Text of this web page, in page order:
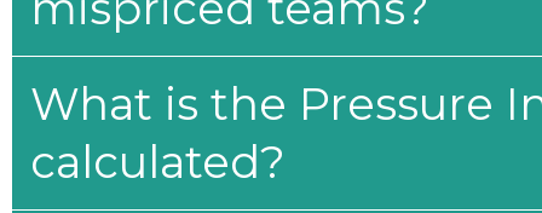
What is the Pressure
calculated?